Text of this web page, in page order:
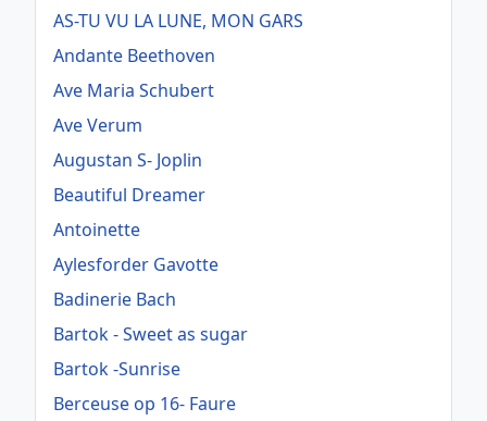
AS-TU VU LA LUNE, MON GARS
Andante Beethoven
Ave Maria Schubert
Ave Verum
Augustan S- Joplin
Beautiful Dreamer
Antoinette
Aylesforder Gavotte
Badinerie Bach
Bartok - Sweet as sugar
Bartok -Sunrise
Berceuse op 16- Faure